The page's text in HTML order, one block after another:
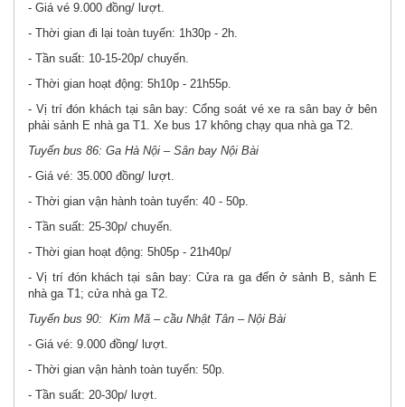
- Giá vé 9.000 đồng/ lượt.
- Thời gian đi lại toàn tuyến: 1h30p - 2h.
- Tần suất: 10-15-20p/ chuyến.
- Thời gian hoạt động: 5h10p - 21h55p.
- Vị trí đón khách tại sân bay: Cổng soát vé xe ra sân bay ở bên
phải sảnh E nhà ga T1. Xe bus 17 không chạy qua nhà ga T2.
Tuyến bus 86: Ga Hà Nội – Sân bay Nội Bài
- Giá vé: 35.000 đồng/ lượt.
- Thời gian vận hành toàn tuyến: 40 - 50p.
- Tần suất: 25-30p/ chuyến.
- Thời gian hoạt động: 5h05p - 21h40p/
- Vị trí đón khách tại sân bay: Cửa ra ga đến ở sảnh B, sảnh E
nhà ga T1; cửa nhà ga T2.
Tuyến bus 90: Kim Mã – cầu Nhật Tân – Nội Bài
- Giá vé: 9.000 đồng/ lượt.
- Thời gian vận hành toàn tuyến: 50p.
- Tần suất: 20-30p/ lượt.